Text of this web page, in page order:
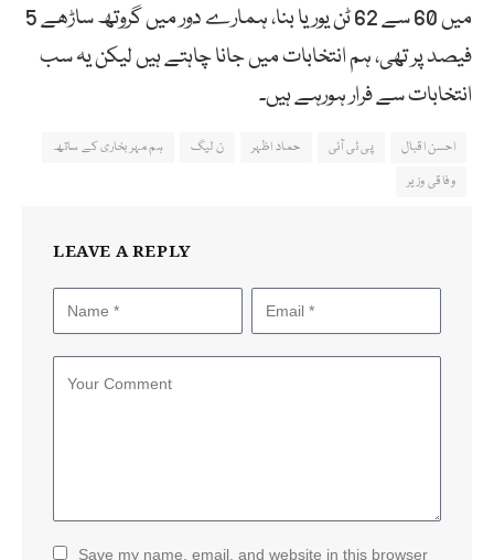
میں 60 سے 62 ٹن یوریا بنا، ہمارے دور میں گروتھ ساڑھے 5
فیصد پر تھی، ہم انتخابات میں جانا چاہتے ہیں لیکن یہ سب
انتخابات سے فرار ہورہے ہیں۔
احسن اقبال پی ٹی آئی حماد اظہر ن لیگ
ہم مہر بخاری کے ساتھ
وفاقی وزیر
LEAVE A REPLY
Save my name, email, and website in this browser